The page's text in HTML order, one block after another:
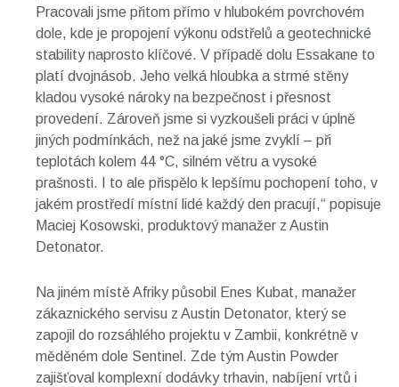
Pracovali jsme přitom přímo v hlubokém povrchovém
dole, kde je propojení výkonu odstřelů a geotechnické
stability naprosto klíčové. V případě dolu Essakane to
platí dvojnásob. Jeho velká hloubka a strmé stěny
kladou vysoké nároky na bezpečnost i přesnost
provedení. Zároveň jsme si vyzkoušeli práci v úplně
jiných podmínkách, než na jaké jsme zvyklí – při
teplotách kolem 44 °C, silném větru a vysoké
prašnosti. I to ale přispělo k lepšímu pochopení toho, v
jakém prostředí místní lidé každý den pracují,“ popisuje
Maciej Kosowski, produktový manažer z Austin
Detonator.
Na jiném místě Afriky působil Enes Kubat, manažer
zákaznického servisu z Austin Detonator, který se
zapojil do rozsáhlého projektu v Zambii, konkrétně v
měděném dole Sentinel. Zde tým Austin Powder
zajišťoval komplexní dodávky trhavin, nabíjení vrtů i